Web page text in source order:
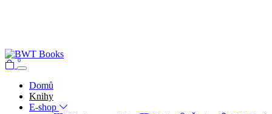
0
Domů
Knihy
E-shop